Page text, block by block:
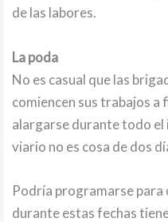
de las labores.
La poda
No es casual que las
comiencen sus trabajos a
alargarse durante todo
viario no es cosa de dos
Podría programarse
durante estas fechas